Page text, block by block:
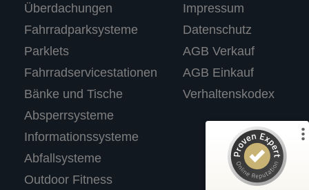
Überdachungen
Fahrradparksysteme
Parklets
Fahrradservicestationen
Bänke und Tische
Absperrsysteme
Informationssysteme
Abfallsysteme
Outdoor Fitness
Impressum
Datenschutz
AGB Verkauf
AGB Einkauf
Verhaltenskodex
RASTI
100
%
Empfehlungen auf
ProvenExpert.com
Bewertungen auf ProvenExpert.com
Erfahren Sie mehr über dieses Bewertungssiegel